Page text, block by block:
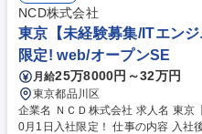
欧州の市場調査/現地展示会への参
既存拡大：北米のカフェ向けB2B営
リピート管理■営業基盤構築：見込
成、社内供給チームや国内お茶産地との連携 募集職種 【海
茶を世界へ(北米・アジア・欧州)産
NCD株式会社
東京【未経験募集/ITエン
限定! web/オープンSE
月給25万8000円～32万円
東京都品川区
企業名 ＮＣＤ株式会社 求人名 東京【未経験募集/ITエンジニア】2026年1
0月1日入社限定！ 仕事の内容 入社後3ヶ月以内の研修を経て、適性や通勤